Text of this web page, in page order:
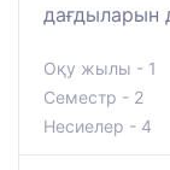
дағдыларын
Оқу жылы - 1
Семестр - 2
Несиелер - 4